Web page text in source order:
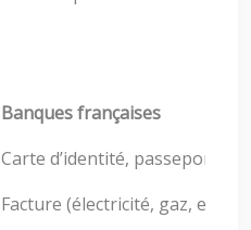
Banques françaises
Carte d’identité, passeport
Facture (électricité, gaz, eau),